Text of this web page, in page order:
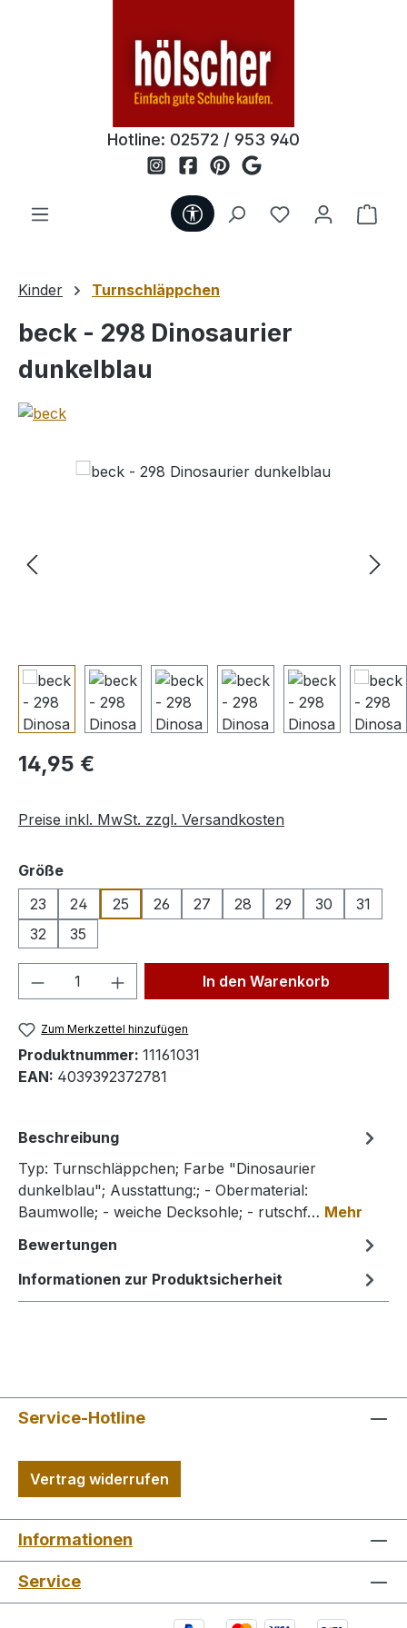
Hotline: 02572 / 953 940
Werkzeugleiste anzeigen
Du hast 0
Kinder Turnschläppchen
beck - 298 Dinosaurier
dunkelblau
Bildergalerie überspringen
Regulärer Preis:
14,95 €
Preise inkl. MwSt. zzgl. Versandkosten
Größeauswählen
23
24 25 26 27 28 29 30
31
32
35
Produkt Anzahl: Gib denIn den Warenkorb
Zum Merkzettel hinzufügen
Produktnummer: 11161031
EAN: 4039392372781
Beschreibung
Typ: Turnschläppchen; Farbe "Dinosaurier
dunkelblau"; Ausstattung:; - Obermaterial:
Baumwolle; - weiche Decksohle; - rutschf… Mehr
Bewertungen
Informationen zur Produktsicherheit
Service-Hotline
Vertrag widerrufen
Informationen
Service